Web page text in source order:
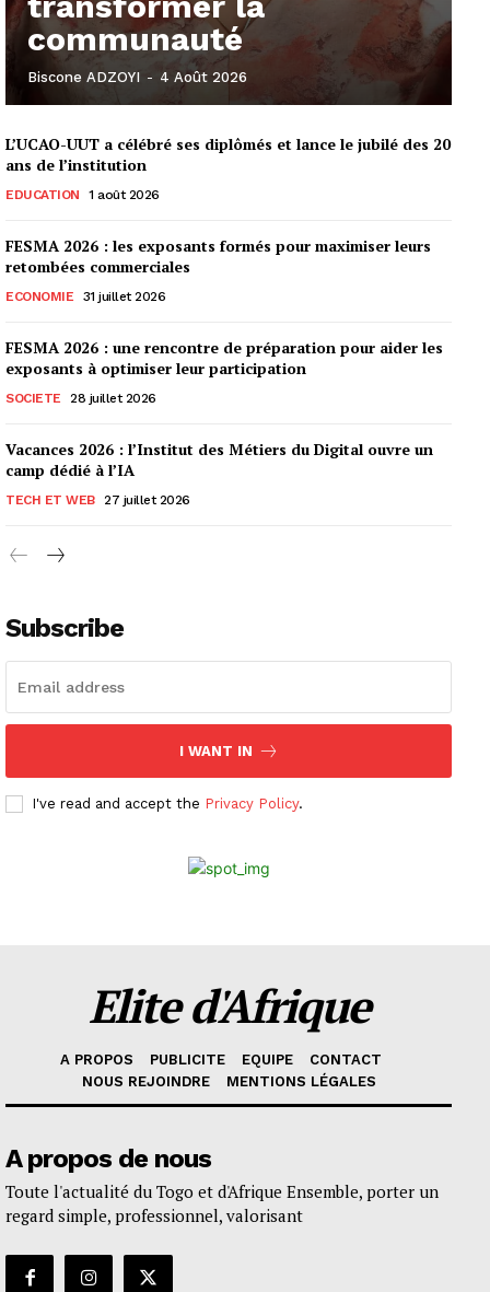
communauté
Biscone ADZOYI - 4 Août 2026
L’UCAO-UUT a célébré ses diplômés et lance le jubilé des 20
ans de l’institution
EDUCATION 1 août 2026
FESMA 2026 : les exposants formés pour maximiser leurs
retombées commerciales
ECONOMIE 31 juillet 2026
FESMA 2026 : une rencontre de préparation pour aider les
exposants à optimiser leur participation
SOCIETE 28 juillet 2026
Vacances 2026 : l’Institut des Métiers du Digital ouvre un
camp dédié à l’IA
TECH ET WEB 27 juillet 2026
Subscribe
I WANT IN
I've read and accept the Privacy Policy.
Elite d'Afrique
A PROPOS PUBLICITE EQUIPE
CONTACT
NOUS REJOINDRE
MENTIONS LÉGALES
A propos de nous
Toute l'actualité du Togo et d'Afrique Ensemble, porter un
regard simple, professionnel, valorisant